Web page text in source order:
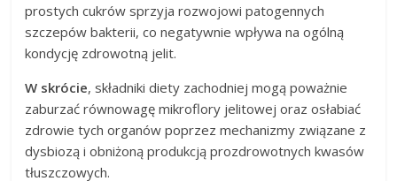
prostych cukrów sprzyja rozwojowi patogennych
szczepów bakterii, co negatywnie wpływa na ogólną
kondycję zdrowotną jelit.
W skrócie, składniki diety zachodniej mogą poważnie
zaburzać równowagę mikroflory jelitowej oraz osłabiać
zdrowie tych organów poprzez mechanizmy związane z
dysbiozą i obniżoną produkcją prozdrowotnych kwasów
tłuszczowych.